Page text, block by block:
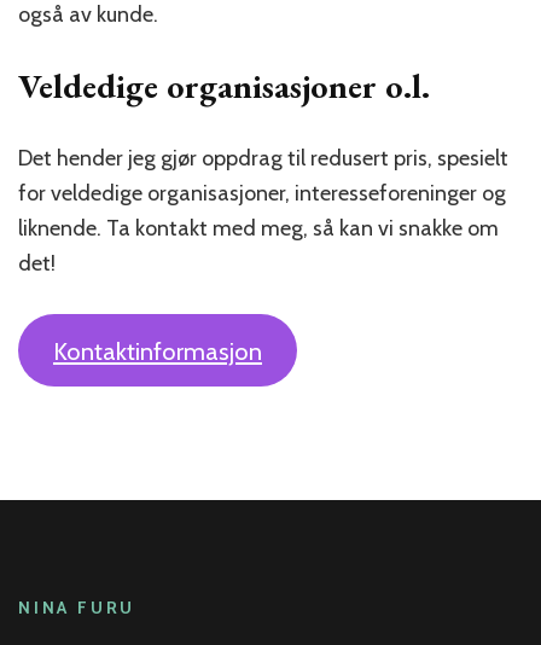
også av kunde.
Veldedige organisasjoner o.l.
Det hender jeg gjør oppdrag til redusert pris, spesielt
for veldedige organisasjoner, interesseforeninger og
liknende. Ta kontakt med meg, så kan vi snakke om
det!
Kontaktinformasjon
NINA FURU